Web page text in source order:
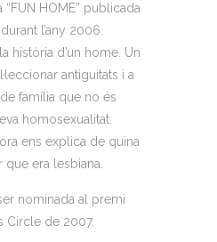
“FUN HOME” publicada
l’any 2006.
història d’un home. Un
antiguitats i a
família que no és
homosexualitat.
ens explica de quina
que era lesbiana.
nominada al premi
Circle de 2007.